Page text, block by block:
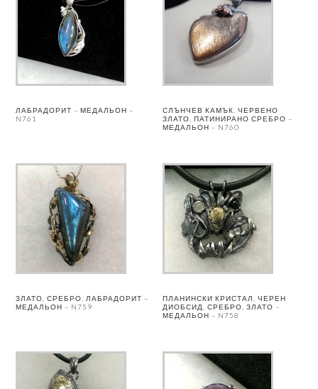
ЛАБРАДОРИТ – МЕДАЛЬОН –
N761
СЛЪНЧЕВ КАМЪК, ЧЕРВЕНО
ЗЛАТО, ПАТИНИРАНО СРЕБРО –
МЕДАЛЬОН – N760
ЗЛАТО, СРЕБРО, ЛАБРАДОРИТ –
МЕДАЛЬОН – N759
ПЛАНИНСКИ КРИСТАЛ, ЧЕРЕН
ДИОБСИД, СРЕБРО, ЗЛАТО –
МЕДАЛЬОН – N758